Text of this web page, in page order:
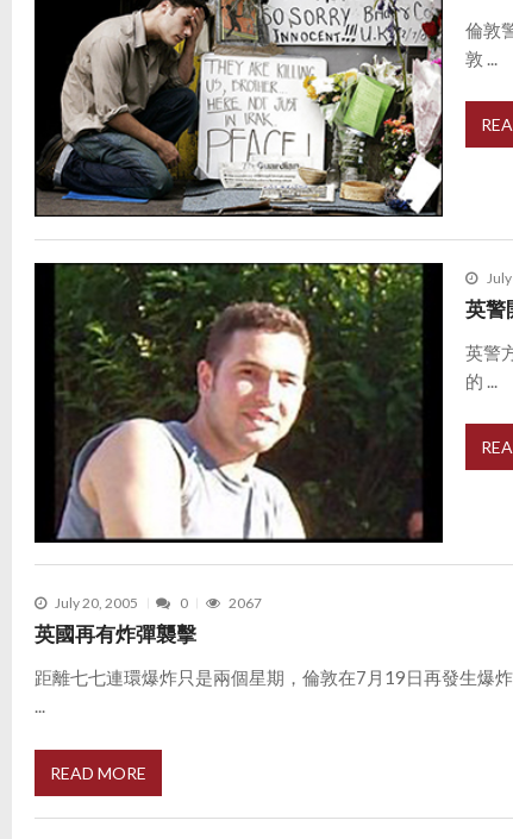
倫敦
敦 ...
英警
英警
的 ...
July 20, 2005 0 2067
英國再有炸彈襲擊
距離七七連環爆炸只是兩個星期，倫敦在7月19日再發生爆
...
READ MORE